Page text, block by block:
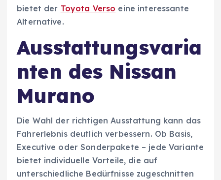
bietet der Toyota Verso eine interessante
Alternative.
Ausstattungsvaria
nten des Nissan
Murano
Die Wahl der richtigen Ausstattung kann das
Fahrerlebnis deutlich verbessern. Ob Basis,
Executive oder Sonderpakete – jede Variante
bietet individuelle Vorteile, die auf
unterschiedliche Bedürfnisse zugeschnitten